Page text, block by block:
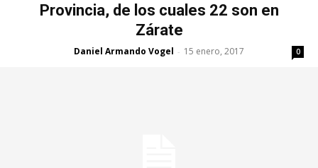
Provincia, de los cuales 22 son en
Zárate
Daniel Armando Vogel - 15 enero, 2017 0